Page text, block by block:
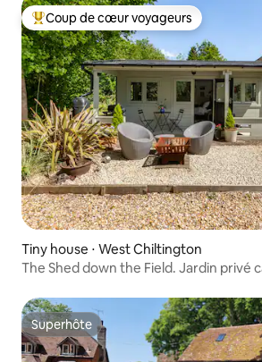
Coups de cœur voyageurs les plus
Coup de cœur voyageurs
Tiny house ⋅ West Chiltington
The Shed down the Field. Jardin privé
Superhôte
Superhôte